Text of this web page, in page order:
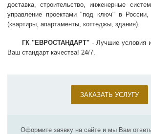
доставка, строительство, инженерные
управление проектами "под ключ" в
(квартиры, апартаменты, коттеджы, здания).
ГК "ЕВРОСТАНДАРТ" - Лучшие условия
Ваш стандарт качества! 24/7.
ЗАКАЗАТЬ УСЛУГУ
Оформите заявку на сайте и мы Вам